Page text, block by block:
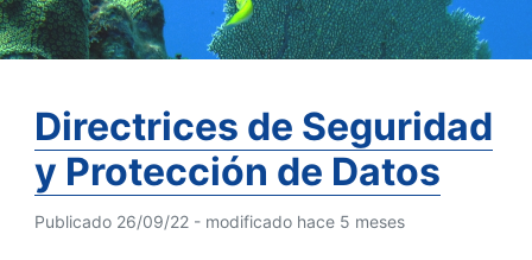
Directrices de Seguridad
y Protección de Datos
Publicado 26/09/22 - modificado hace 5 meses